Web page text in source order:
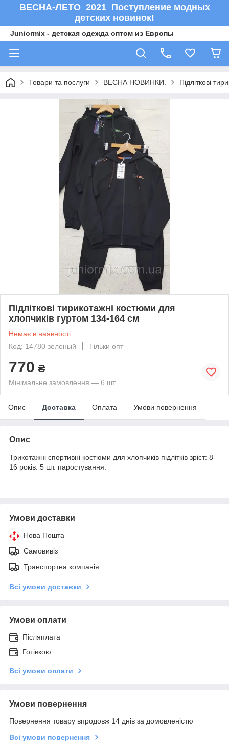
ВЕСНА-ЛЕТО 2021 Поступление модных
детских новинок!
Juniormix - детская одежда оптом из Европы
Товари та послуги ВЕСНА НОВИНКИ. Підліткові
Підліткові тирикотажні костюми для
хлопчиків гуртом 134-164 см
Немає в наявності
Код: 14780 зеленый
Тільки опт
770 ₴
Мінімальне замовлення — 6 шт.
Опис Доставка Оплата Умови повернення
Опис
Трикотажні спортивні костюми для хлопчиків підлітків зріст: 8-
16 років. 5 шт. паростування.
Умови доставки
Нова Пошта
Самовивіз
Транспортна компанія
Всі умови доставки
Умови оплати
Післяплата
Готівкою
Всі умови оплати
Умови повернення
Повернення товару впродовж 14 днів за домовленістю
Всі умови повернення